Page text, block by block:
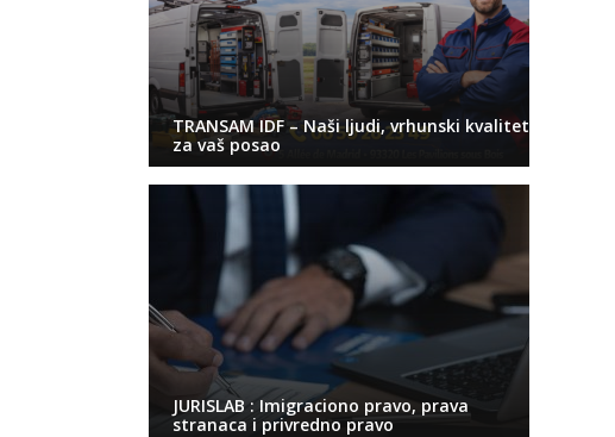
TRANSAM IDF – Naši ljudi, vrhunski kvalitet
za vaš posao
JURISLAB : Imigraciono pravo, prava
stranaca i privredno pravo